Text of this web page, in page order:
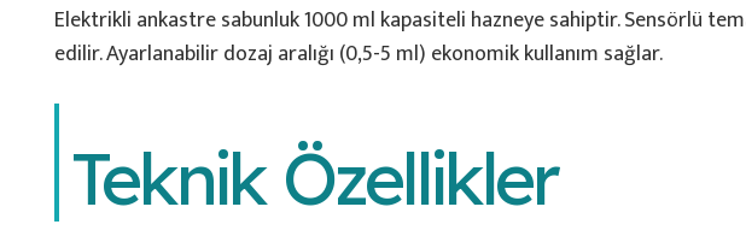
Elektrikli ankastre sabunluk 1000 ml kapasiteli hazneye sahiptir. Sensörlü
edilir. Ayarlanabilir dozaj aralığı (0,5-5 ml) ekonomik kullanım sağlar.
Teknik Özellikler